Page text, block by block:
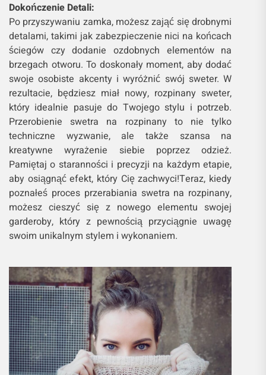
Dokończenie Detali:
Po przyszywaniu zamka, możesz zająć się drobnymi
detalami, takimi jak zabezpieczenie nici na końcach
ściegów czy dodanie ozdobnych elementów na
brzegach otworu. To doskonały moment, aby dodać
swoje osobiste akcenty i wyróżnić swój sweter. W
rezultacie, będziesz miał nowy, rozpinany sweter,
który idealnie pasuje do Twojego stylu i potrzeb.
Przerobienie swetra na rozpinany to nie tylko
techniczne wyzwanie, ale także szansa na
kreatywne wyrażenie siebie poprzez odzież.
Pamiętaj o staranności i precyzji na każdym etapie,
aby osiągnąć efekt, który Cię zachwyci!Teraz, kiedy
poznałeś proces przerabiania swetra na rozpinany,
możesz cieszyć się z nowego elementu swojej
garderoby, który z pewnością przyciągnie uwagę
swoim unikalnym stylem i wykonaniem.